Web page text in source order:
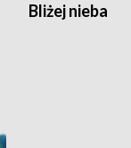
Bliżej nieba